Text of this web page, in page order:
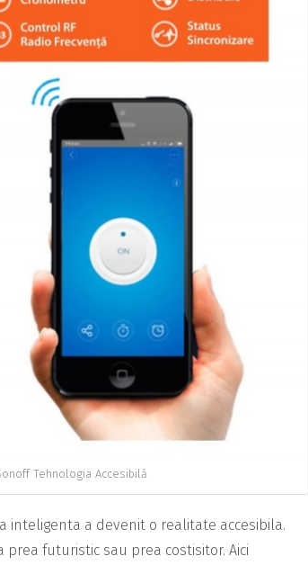
Tehnologia Accesibilă
inteligenta a devenit o realitate accesibila.
futuristic sau prea costisitor. Aici